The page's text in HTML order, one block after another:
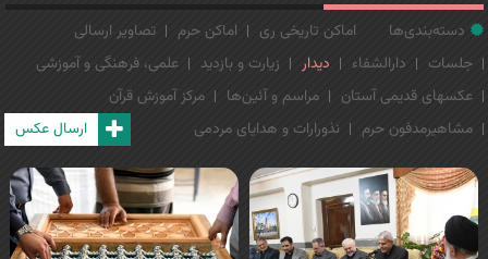
دسته‌بندی‌ها اماکن تاریخی ری اماکن حرم
تصاویر ارسالی
جلسات
دارالشفاء دیدار زیارت و بازدید
علمی، فرهنگی و آموزشی
عکسهای قدیمی آستان
مراسم و آئین‌ها
مرکز آموزش قرآن
مشاهیرمدفون حرم
نذورارات و هدایای مردمی ارسال عکس
صفحه‌ها